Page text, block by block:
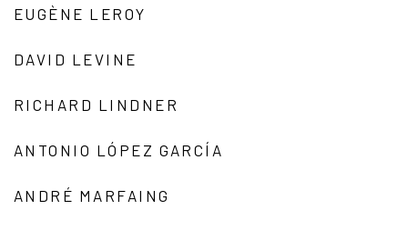
EUGÈNE LEROY
DAVID LEVINE
RICHARD LINDNER
ANTONIO LÓPEZ GARCÍA
ANDRÉ MARFAING